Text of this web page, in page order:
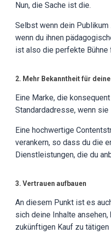
Nun, die Sache ist die.
Selbst wenn dein Publikum
wenn du ihnen
ist also die perfekte Bühne
2. Mehr Bekanntheit für
Eine Marke, die
Standardadresse, wenn sie
Eine hochwertige
verankern, so dass du die
Dienstleistungen, die du
3. Vertrauen aufbauen
An diesem Punkt ist es
sich deine Inhalte
zukünftigen Kauf zu